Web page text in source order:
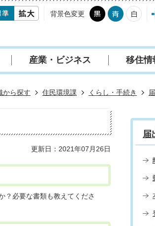
背景色変更
産業・ビジネス 移住情
から探す 住民環境課 くらし・手続き
更新日：2021年07月26日
？必要な書類も教えてくださ
届